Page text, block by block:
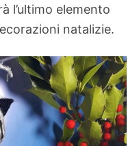
l’ultimo elemento
natalizie.